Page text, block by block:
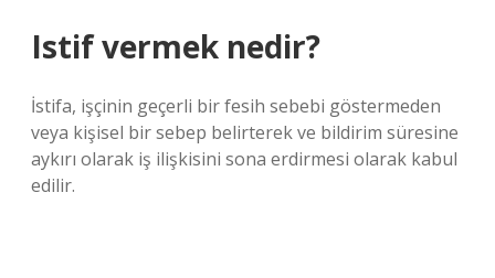
Istif vermek nedir?
İstifa, işçinin geçerli bir fesih sebebi göstermeden
veya kişisel bir sebep belirterek ve bildirim süresine
aykırı olarak iş ilişkisini sona erdirmesi olarak kabul
edilir.